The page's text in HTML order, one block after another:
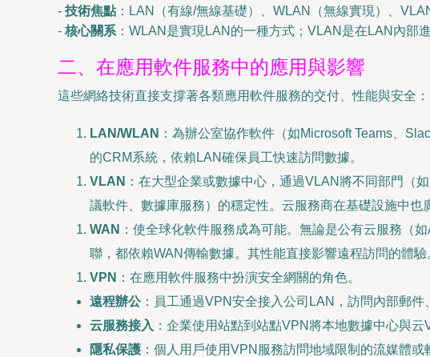
- 技術焦點：LAN（有線/無線基礎）、WLAN（無線實現）、
- 核心關系 ：WLAN是實現LAN的一種方式；VLAN是在LAN內部
二、在應用軟件服務中的應用與影響
這些網絡技術直接支撐著各類應用軟件服務的交付、性能與安全：
LAN/WLAN ：為辦公室協作軟件（如Microsoft Teams、
的CRM系統，依賴LAN確保員工快速訪問數據。
VLAN ：在大型企業或數據中心，通過VLAN將不同部門（
議軟件、數據庫服務）的穩定性。云服務商在基礎設施中也
WAN ：使全球化軟件服務成為可能。無論是公有云服務（
聯，都依賴WAN傳輸數據。其性能直接影響遠程訪問的體驗
VPN ：在應用軟件服務中扮演安全網關的角色。
遠程辦公：員工通過VPN安全接入公司LAN，訪問內部郵件
云服務接入 ：企業使用站點到站點VPN將本地數據中心與
隱私保護 ：個人用戶使用VPN服務訪問地域限制的流媒體或